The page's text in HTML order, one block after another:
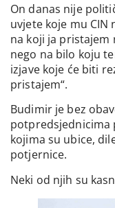
On danas nije
uvjete koje mu CIN
na koji ja pristajem
nego na bilo koju
izjave koje će biti
pristajem“.
Budimir je bez
potpredsjednicima
kojima su ubice,
potjernice.
Neki od njih su